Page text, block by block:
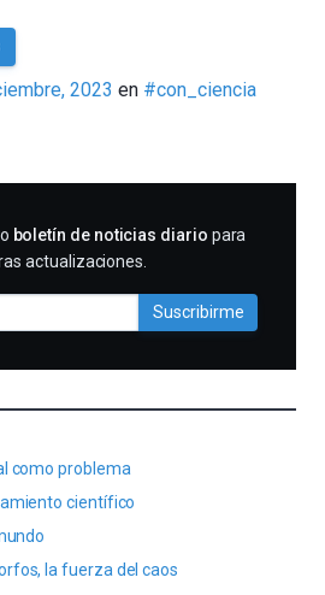
2023 en #con_ciencia
boletín de noticias diario para
actualizaciones.
Suscribirme
como problema
científico
la fuerza del caos